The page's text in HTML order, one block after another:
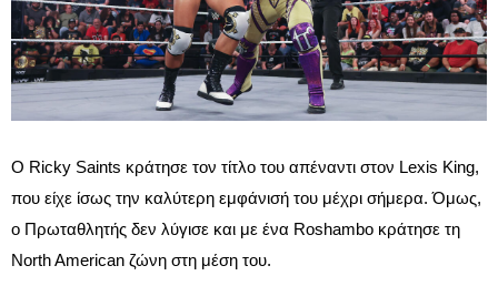
Ο Ricky Saints κράτησε τον τίτλο του απέναντι στον Lexis King,
που είχε ίσως την καλύτερη εμφάνισή του μέχρι σήμερα. Όμως,
ο Πρωταθλητής δεν λύγισε και με ένα Roshambo κράτησε τη
North American ζώνη στη μέση του.